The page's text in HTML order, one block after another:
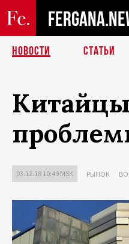
НОВОСТИ СТАТЬИ
03.12.18 10:49 MSK РЫНОК